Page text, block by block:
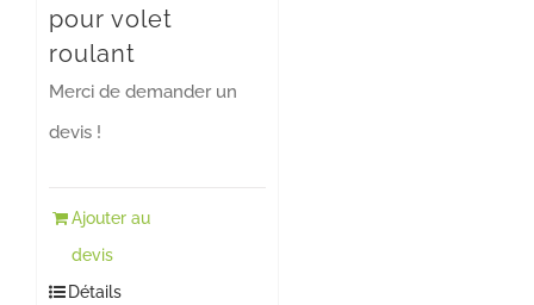
pour volet
roulant
Merci de demander un
devis !
Ajouter au
devis
Détails